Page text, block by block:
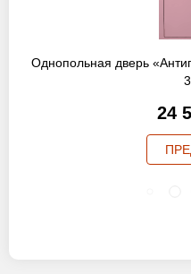
Однопольная дверь
24